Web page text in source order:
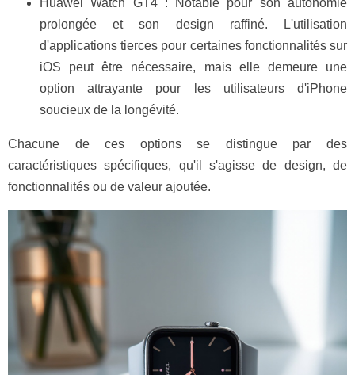
prolongée et son design raffiné. L'utilisation
d'applications tierces pour certaines fonctionnalités sur
iOS peut être nécessaire, mais elle demeure une
option attrayante pour les utilisateurs d'iPhone
soucieux de la longévité.
Chacune de ces options se distingue par des
caractéristiques spécifiques, qu'il s'agisse de design, de
fonctionnalités ou de valeur ajoutée.